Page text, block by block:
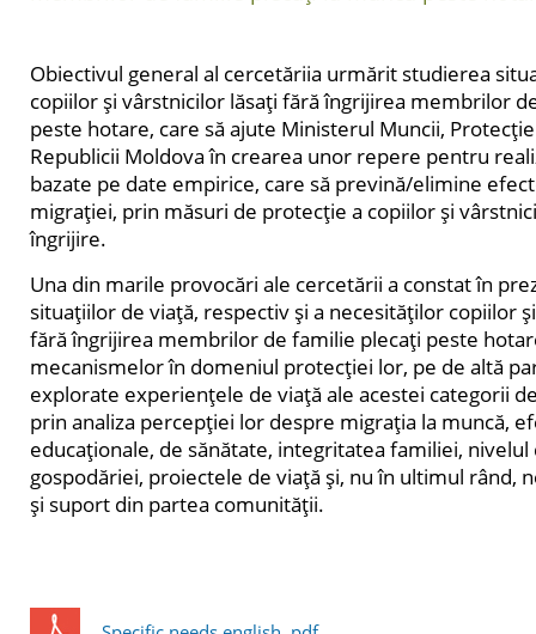
Obiectivul general al cercetăriia urmărit studierea
copiilor şi vârstnicilor lăsaţi fără îngrijirea membrilor
peste hotare, care să ajute Ministerul Muncii,
Republicii Moldova în crearea unor repere pentru
bazate pe date empirice, care să prevină/elimine
migraţiei, prin măsuri de protecţie a copiilor şi
îngrijire.
Una din marile provocări ale cercetării a constat în
situaţiilor de viaţă, respectiv şi a necesităţilor copiilor
fără îngrijirea membrilor de familie plecaţi peste
mecanismelor în domeniul protecţiei lor, pe de altă
explorate experienţele de viaţă ale acestei categorii
prin analiza percepţiei lor despre migraţia la muncă,
educaţionale, de sănătate, integritatea familiei, nivelul
gospodăriei, proiectele de viaţă şi, nu în ultimul rând,
şi suport din partea comunităţii.